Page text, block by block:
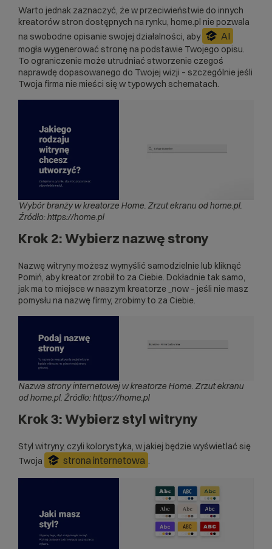
Warto jednak zaznaczyć, że w przeciwieństwie do innych
kreatorów stron dostępnych na rynku, home.pl nie pozwala
na swobodne opisanie swojej działalności, aby
AI
mogła wygenerować stronę na podstawie Twojego opisu.
To ograniczenie może utrudniać stworzenie czegoś
naprawdę dopasowanego do Twojej wizji – szczególnie jeśli
Twoja firma nie mieści się w typowych schematach.
Wybór branży w kreatorze Home. Zrzut ekranu od home.pl.
Źródło: https://home.pl
Krok 2: Wybierz nazwę strony
Nazwę witryny możesz wymyślić samodzielnie lub kliknąć
Pomiń, aby kreator zrobił to za Ciebie. Dokładnie tak samo,
jak ma to miejsce w naszym kreatorze _now – jeśli nie masz
pomysłu na nazwę firmy, zrobimy to za Ciebie.
Nazwa strony internetowej w kreatorze Home. Zrzut ekranu
od home.pl. Źródło: https://home.pl
Krok 3: Wybierz styl witryny
Styl witryny, czyli kolorystyka, w jakiej będzie wyświetlać się
Twoja
strona internetowa .